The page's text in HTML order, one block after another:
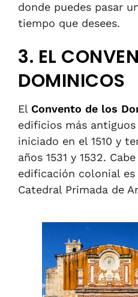
donde puedes pasar
tiempo que desees.
3. EL
DOMINICOS
El Convento de los
edificios más antiguos
iniciado en el 1510 y
años 1531 y 1532.
edificación colonial
Catedral Primada de